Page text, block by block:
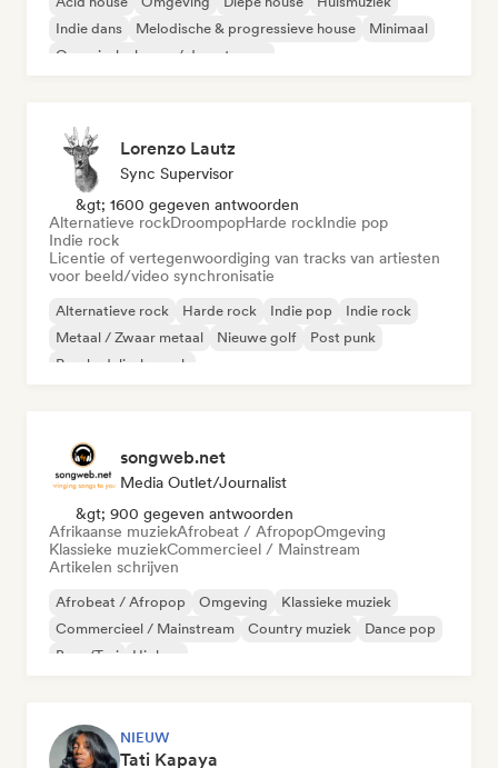
Indie dans
Melodische & progressieve house
Minimaal
Organische house / downtempo
Lorenzo Lautz
Sync Supervisor
&gt; 1600 gegeven antwoorden
Alternatieve rockDroompopHarde rockIndie pop
Indie rock
Licentie of vertegenwoordiging van tracks van artiesten
voor beeld/video synchronisatie
Alternatieve rock Harde rock Indie pop
Indie rock
Metaal / Zwaar metaal
Nieuwe golf
Post punk
Psychedelische rock
songweb.net
Media Outlet/Journalist
&gt; 900 gegeven antwoorden
Afrikaanse muziekAfrobeat / AfropopOmgeving
Klassieke muziekCommercieel / Mainstream
Artikelen schrijven
Afrobeat / Afropop Omgeving
Klassieke muziek
Commercieel / Mainstream
Country muziek
Dance pop
Boor/Trui
Hiphop
NIEUW
Tati Kapaya